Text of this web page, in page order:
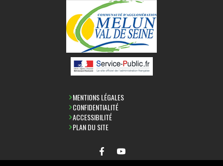
MENTIONS LÉGALES
CONFIDENTIALITÉ
ACCESSIBILITÉ
PLAN DU SITE